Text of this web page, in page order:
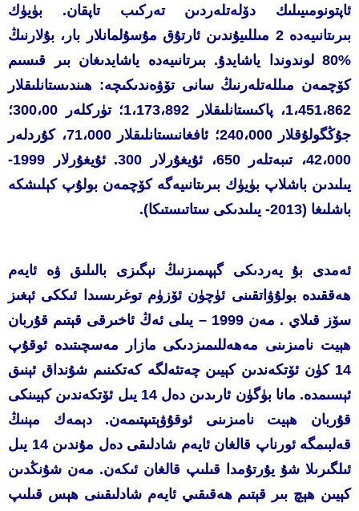
ئاپتونومىيىلىك دۆلەتلەردىن تەركىب تاپقان. بۈيۈك
بىرىتانىيەدە 2 مىللىيۇندىن ئارتۇق مۇسۇلمانلار بار، بۇلارنىڭ
%80 لوندوندا ياشايدۇ. بىرتانىيەدە ياشايدىغان بىر قىسىم
كۆچمەن مىللەتلەرنىڭ سانى تۆۋەندىكىچە: ھىندىستانلىقلار
1،451،862، پاكىستانلىقلار 1،173،892؛ تۈركلەر 300،00؛
جۇڭگولۇقلار 240،000؛ ئافغانىستانلىقلار 71،000، كۇردلەر
42،000، تىبەتلەر 650، ئۇيغۇرلار 300. ئۇيغۇرلار 1999-
يىلىدىن باشلاپ بۈيۈك بىرىتانىيەگە كۆچمەن بولۇپ كېلىشكە
باشلىغا (2013- يىلىدىكى ستاتىستىكا).
ئەمدى بۇ يەردىكى گېپىمىزنىڭ نېگىزى بالىلىق ۋە ئايەم
ھەققىدە بولۇۋاتقىنى ئۈچۈن ئۆزۈم توغرىسىدا ئىككى ئېغىز
سۆز قىلاي . مەن 1999 – يىلى ئەڭ ئاخىرقى قېتىم قۇربان
ھېيت نامىزىنى مەھەللىمىزدىكى مازار مەسچىتىدە ئوقۇپ
14 كۈن ئۆتكەندىن كېيىن چەتئەلگە كەتكىنىم شۇنداق ئېنىق
ئېسىمدە. مانا بۈگۈن ئارىدىن دەل 14 يىل ئۆتكەندىن كېيىنكى
قۇربان ھېيت نامىزىنى ئوقۇۋېتىپتىمەن. دېمەك مېنىڭ
قەلبىمگە ئورناپ قالغان ئايەم شادلىقى دەل مۇندىن 14 يىل
ئىلگىرىلا شۇ يۇرتۇمدا قىلىپ قالغان ئىكەن. مەن شۇنڭدىن
كېيىن ھېچ بىر قېتىم ھەقىقىي ئايەم شادلىقىنى ھېس قىلىپ